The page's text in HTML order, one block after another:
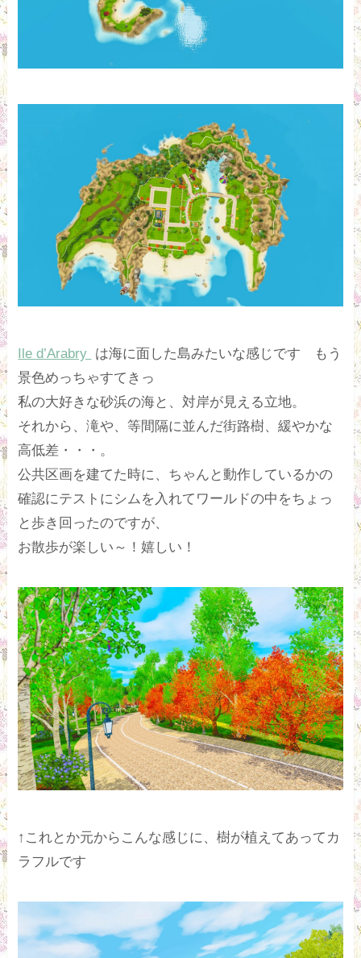
Ile d’Arabry は海に面した島みたいな感じです もう
景色めっちゃすてきっ
私の大好きな砂浜の海と、対岸が見える立地。
それから、滝や、等間隔に並んだ街路樹、緩やかな
高低差・・・。
公共区画を建てた時に、ちゃんと動作しているかの
確認にテストにシムを入れてワールドの中をちょっ
と歩き回ったのですが、
お散歩が楽しい～！嬉しい！
↑これとか元からこんな感じに、樹が植えてあってカ
ラフルです